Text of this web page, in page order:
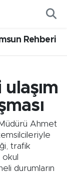
Rehberi
Ahmet
trafik
okul
durumların